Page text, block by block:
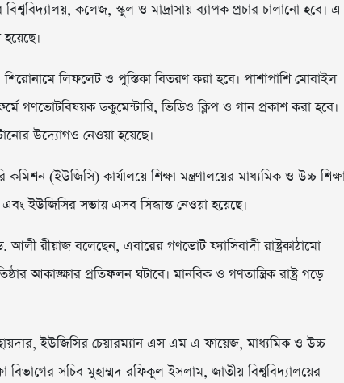
কলেজ, স্কুল ও মাদ্রাসায় ব্যাপক প্রচার চালানো হবে। এ
হয়েছে।
শিরোনামে লিফলেট ও পুস্তিকা বিতরণ করা হবে। পাশাপাশি মোবাইল
গণভোটবিষয়ক ডকুমেন্টারি, ভিডিও ক্লিপ ও গান প্রকাশ করা হবে।
উদ্যোগও নেওয়া হয়েছে।
(ইউজিসি) কার্যালয়ে শিক্ষা মন্ত্রণালয়ের মাধ্যমিক ও উচ্চ
এবং ইউজিসির সভায় এসব সিদ্ধান্ত নেওয়া হয়েছে।
আলী রীয়াজ বলেছেন, এবারের গণভোট ফ্যাসিবাদী রাষ্ট্রকাঠামো
আকাঙ্ক্ষার প্রতিফলন ঘটাবে। মানবিক ও গণতান্ত্রিক রাষ্ট্র গড়ে
ইউজিসির চেয়ারম্যান এস এম এ ফায়েজ, মাধ্যমিক ও উচ্চ
বিভাগের সচিব মুহাম্মদ রফিকুল ইসলাম, জাতীয় বিশ্ববিদ্যালয়ের